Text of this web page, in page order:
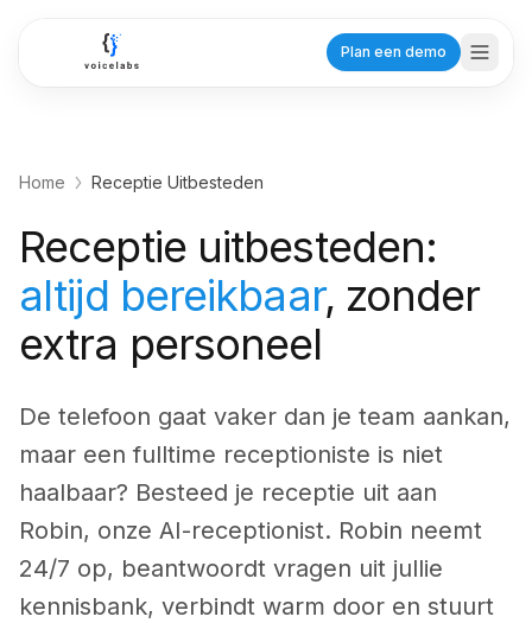
Plan een demo
Branches
Zorg
Tandartsen
Planning voor praktijken
Huisartsen
Fysiotherapeuten
Behandelafspraken
Dienstverlening
Advocaten
Juridisch advies
Bel met Robin
(+31) 23 207 70 96
Home Receptie Uitbesteden
Receptie uitbesteden:
altijd bereikbaar, zonder
extra personeel
De telefoon gaat vaker dan je team aankan,
maar een fulltime receptioniste is niet
haalbaar? Besteed je receptie uit aan
Robin, onze AI-receptionist. Robin neemt
24/7 op, beantwoordt vragen uit jullie
kennisbank, verbindt warm door en stuurt